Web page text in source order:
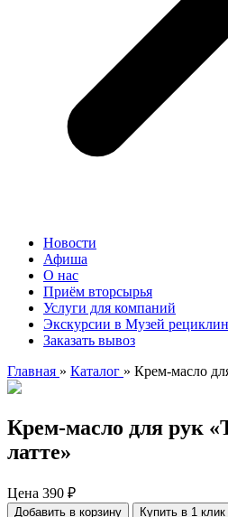
Новости
Афиша
О нас
Приём вторсырья
Услуги для компаний
Экскурсии в Музей
Заказать вывоз
Главная » Каталог » Крем-масло
Крем-масло для рук
латте»
Цена 390 ₽
Добавить в корзину Купить в 1 клик